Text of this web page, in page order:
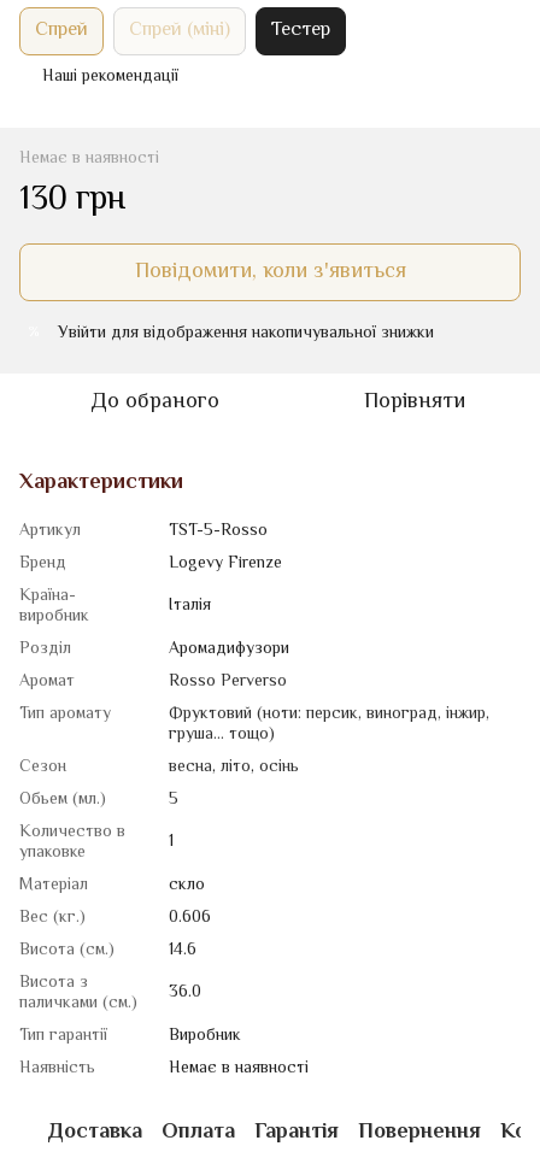
Спрей
Спрей (міні) Тестер
Наші рекомендації
Немає в наявності
130 грн
Повідомити, коли з'явиться
Увійти для відображення накопичувальної знижки
До обраного Порівняти
Характеристики
Артикул
TST-5-Rosso
Бренд
Logevy Firenze
Країна-
виробник
Італія
Розділ
Аромадифузори
Аромат
Rosso Perverso
Тип аромату
Фруктовий (ноти: персик, виноград, інжир,
груша... тощо)
Сезон
весна, літо, осінь
Обьем (мл.)
5
Количество в
упаковке
1
Матеріал
скло
Вес (кг.)
0.606
Висота (см.)
14.6
Висота з
паличками (см.)
36.0
Тип гарантії
Виробник
Наявність
Немає в наявності
Доставка Оплата Гарантія Повернення